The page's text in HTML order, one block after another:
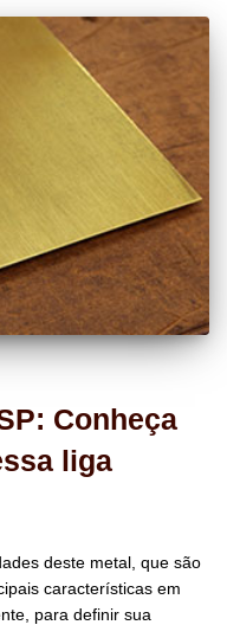
Conheça
liga
deste metal, que são
características em
para definir sua